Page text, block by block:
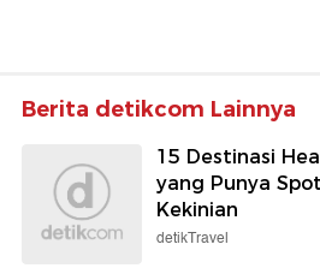
Berita detikcom Lainnya
15 Destinasi
yang Punya
Kekinian
detikTravel